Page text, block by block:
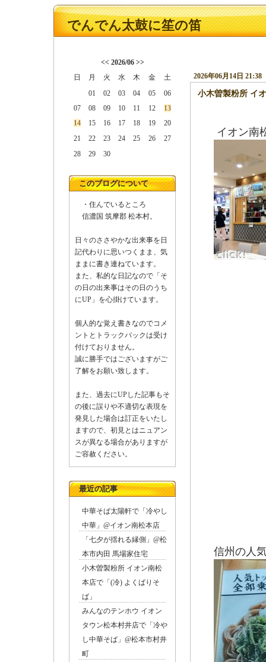
でんでん太鼓に笙の笛
<< 2026/06 >>
日
月 火 水 木 金
土
01
02 03 04 05
06
07
08 09 10 11 12
13
14
15 16 17 18 19
20
21
22 23 24 25 26
27
28
29 30
このブログについて
・住んでいるところ
信濃国 筑摩郡 松本村。
日々のささやかな出来事を日
記代わりに思いつくまま、気
ままに書き連ねています。
また、私的な日記なので「そ
の日の出来事はその日のうち
にUP」を心掛けています。
個人的な覚え書きなのでコメ
ントとトラックバックは受け
付けておりません。
誠に勝手ではございますがご
了解をお願い致します。
また、過去にUPした記事もそ
の後に誤りや不適切な表現を
発見した場合は訂正をいたし
ますので、初見とはニュアン
スが異なる場合がありますが
ご容赦ください。
最近の記事
中華そば太陽軒で「冷やし
中華」@イオン南松本店
「七夕が揺れる縁側」@松
本市内田 馬場家住宅
小木曽製粉所 イオン南松
本店で「(冷) よくばりそ
ば」
みんなのテンホウ イオン
タウン松本村井店で「冷や
し中華そば」@松本市村井
町
小木曽製粉所 イ
2026年06月14日 21:38
イオン南
信州の人